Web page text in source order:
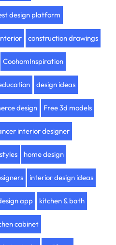
design platform
construction drawings
CoohomInspiration
design ideas
design Free 3d models
interior designer
home design
interior design ideas
app kitchen & bath
cabinet